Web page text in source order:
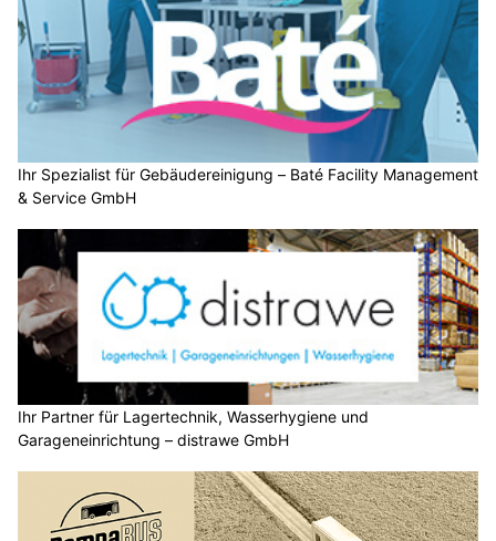
Ihr Spezialist für Gebäudereinigung – Baté Facility Management
& Service GmbH
Ihr Partner für Lagertechnik, Wasserhygiene und
Garageneinrichtung – distrawe GmbH